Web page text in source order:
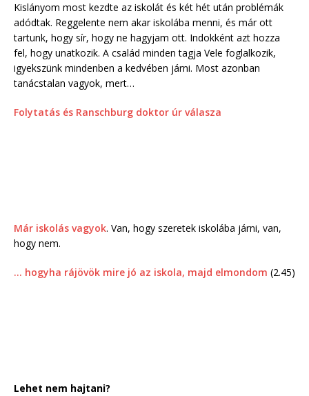
Kislányom most kezdte az iskolát és két hét után problémák
adódtak. Reggelente nem akar iskolába menni, és már ott
tartunk, hogy sír, hogy ne hagyjam ott. Indokként azt hozza
fel, hogy unatkozik. A család minden tagja Vele foglalkozik,
igyekszünk mindenben a kedvében járni. Most azonban
tanácstalan vagyok, mert…
Folytatás és Ranschburg doktor úr válasza
Már iskolás vagyok. Van, hogy szeretek iskolába járni, van,
hogy nem.
… hogyha rájövök mire jó az iskola, majd elmondom (2.45)
Lehet nem hajtani?